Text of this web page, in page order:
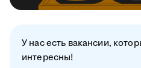
У нас есть вакансии,
интересны!